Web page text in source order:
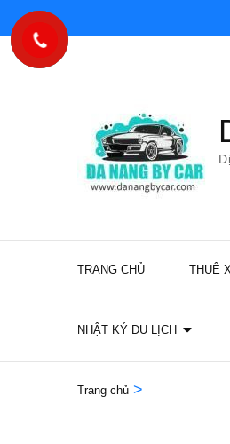
qua
TRANG CHỦ THUÊ
NHẬT KÝ DU LỊCH
Trang chủ >